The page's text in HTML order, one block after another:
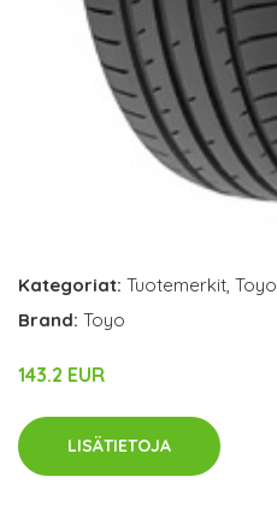
Kategoriat: Tuotemerkit, Toyo
Brand: Toyo
143.2 EUR
LISÄTIETOJA